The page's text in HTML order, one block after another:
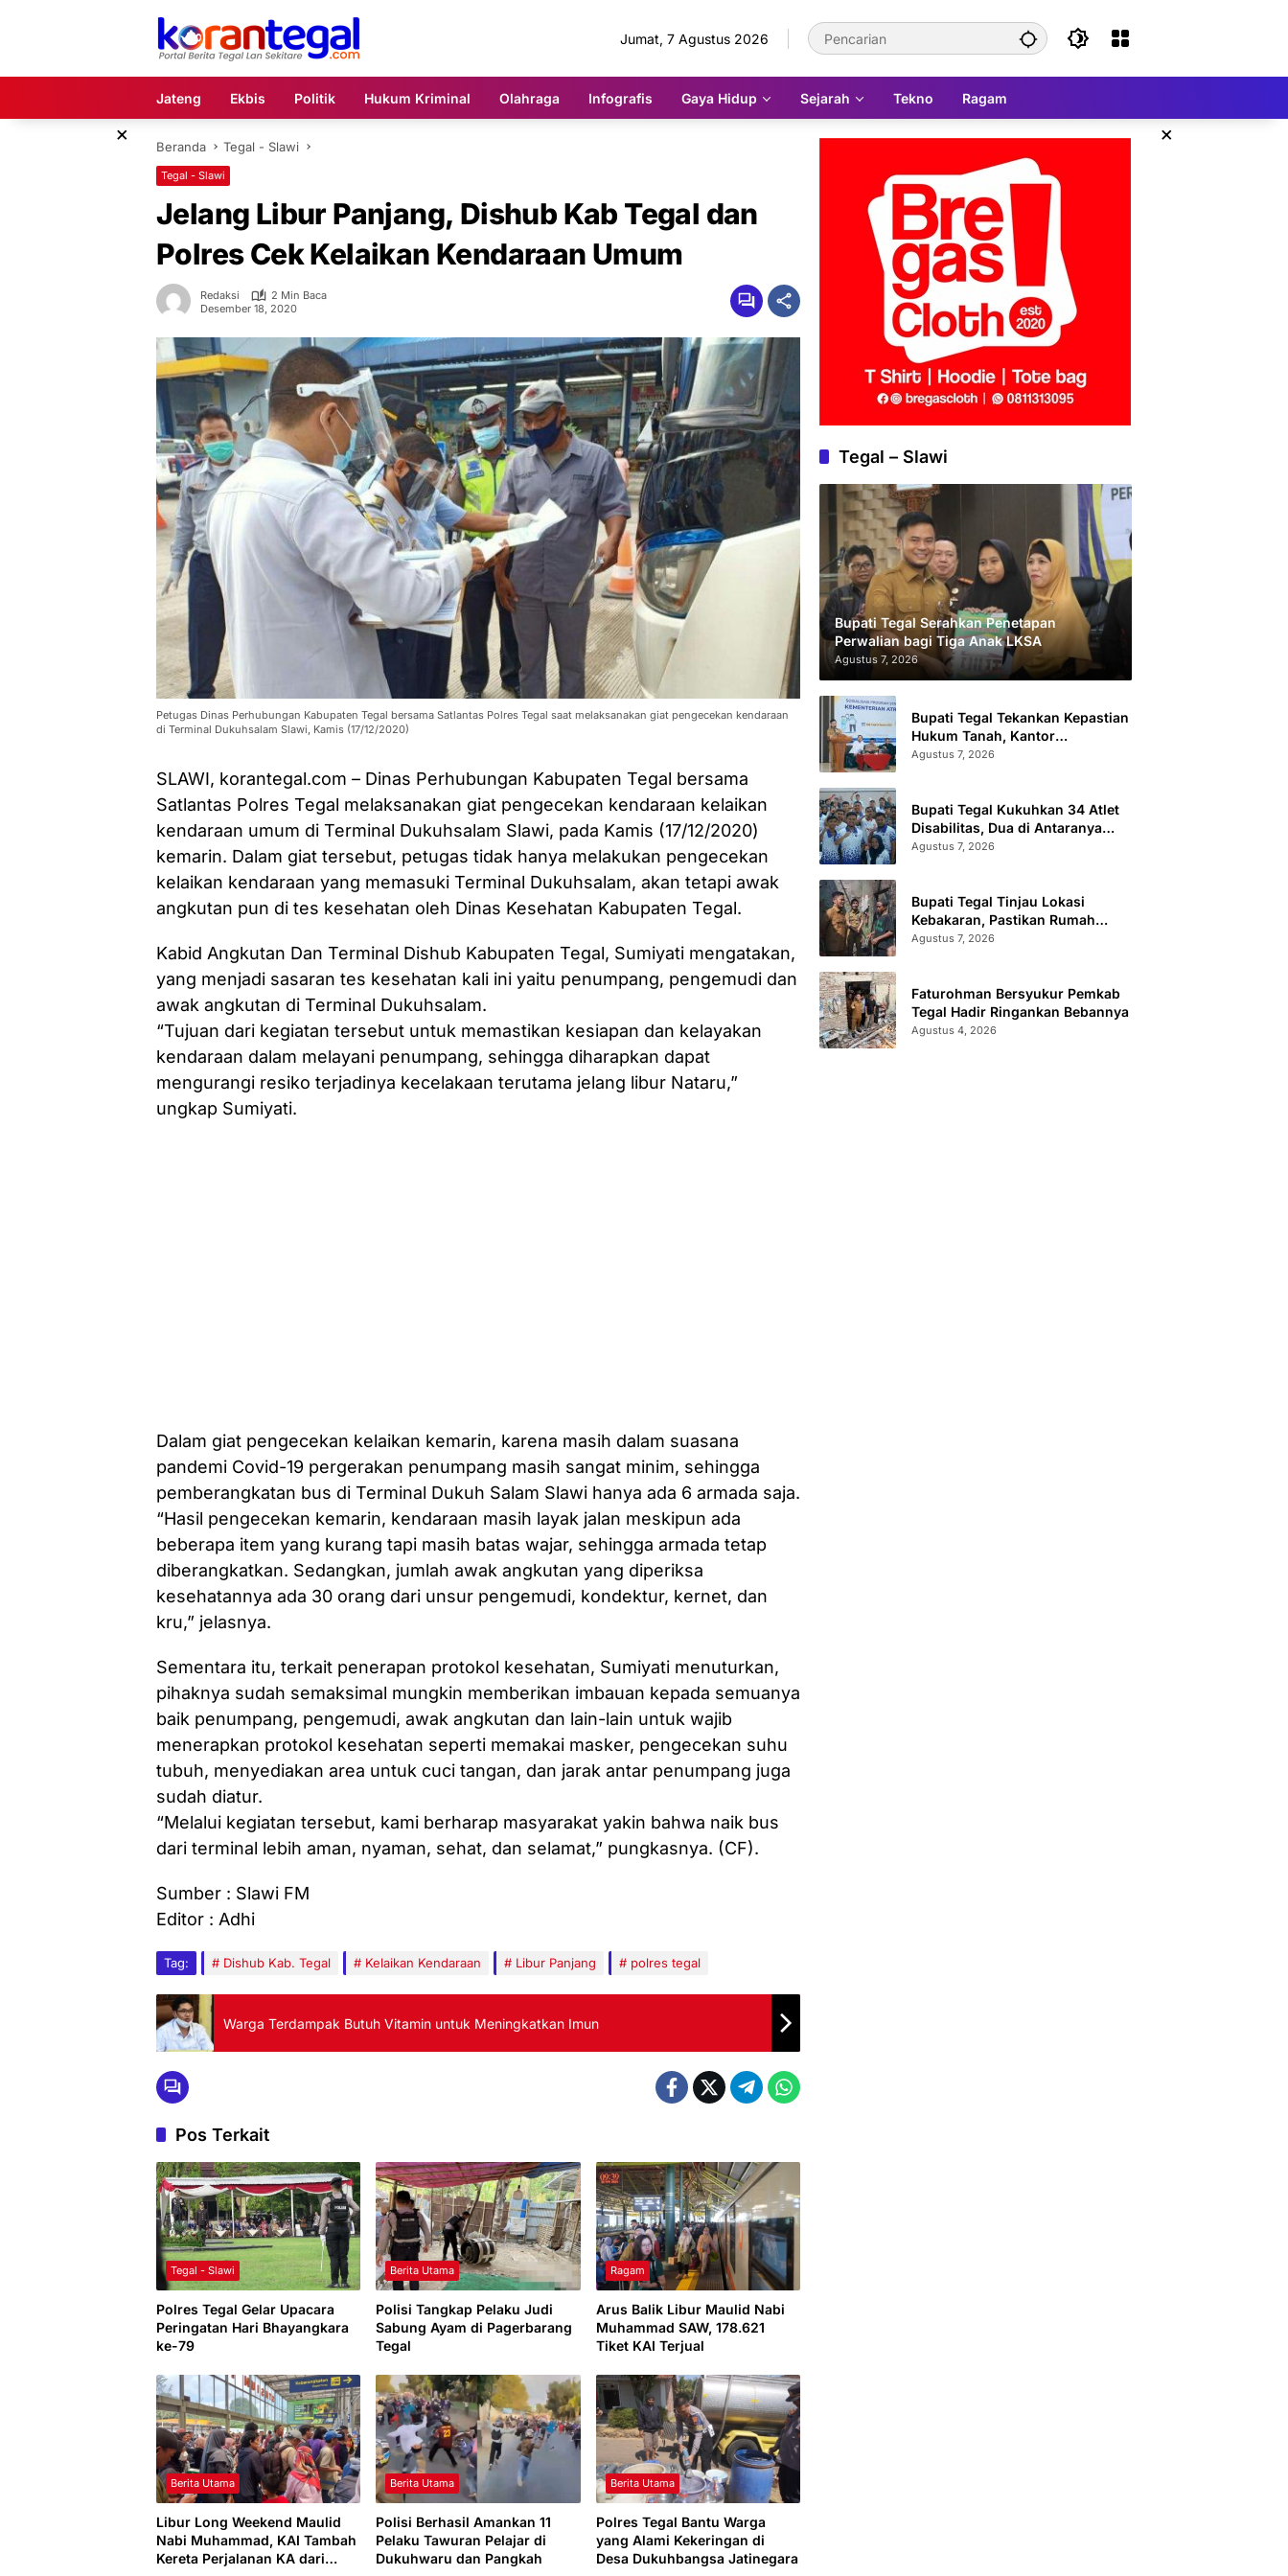
Jumat, 7 Agustus 2026
Jateng Ekbis Politik Hukum Kriminal Olahraga Infografis Gaya Hidup Sejarah Tekno Ragam
× ×
Beranda Tegal - Slawi
Tegal - Slawi
Jelang Libur Panjang, Dishub Kab Tegal dan
Polres Cek Kelaikan Kendaraan Umum
Redaksi
2 Min Baca
Desember 18, 2020
Petugas Dinas Perhubungan Kabupaten Tegal bersama Satlantas Polres Tegal saat melaksanakan giat pengecekan kendaraan
di Terminal Dukuhsalam Slawi, Kamis (17/12/2020)
SLAWI, korantegal.com – Dinas Perhubungan Kabupaten Tegal bersama
Satlantas Polres Tegal melaksanakan giat pengecekan kendaraan kelaikan
kendaraan umum di Terminal Dukuhsalam Slawi, pada Kamis (17/12/2020)
kemarin. Dalam giat tersebut, petugas tidak hanya melakukan pengecekan
kelaikan kendaraan yang memasuki Terminal Dukuhsalam, akan tetapi awak
angkutan pun di tes kesehatan oleh Dinas Kesehatan Kabupaten Tegal.
Kabid Angkutan Dan Terminal Dishub Kabupaten Tegal, Sumiyati mengatakan,
yang menjadi sasaran tes kesehatan kali ini yaitu penumpang, pengemudi dan
awak angkutan di Terminal Dukuhsalam.
“Tujuan dari kegiatan tersebut untuk memastikan kesiapan dan kelayakan
kendaraan dalam melayani penumpang, sehingga diharapkan dapat
mengurangi resiko terjadinya kecelakaan terutama jelang libur Nataru,”
ungkap Sumiyati.
Dalam giat pengecekan kelaikan kemarin, karena masih dalam suasana
pandemi Covid-19 pergerakan penumpang masih sangat minim, sehingga
pemberangkatan bus di Terminal Dukuh Salam Slawi hanya ada 6 armada saja.
“Hasil pengecekan kemarin, kendaraan masih layak jalan meskipun ada
beberapa item yang kurang tapi masih batas wajar, sehingga armada tetap
diberangkatkan. Sedangkan, jumlah awak angkutan yang diperiksa
kesehatannya ada 30 orang dari unsur pengemudi, kondektur, kernet, dan
kru,” jelasnya.
Sementara itu, terkait penerapan protokol kesehatan, Sumiyati menuturkan,
pihaknya sudah semaksimal mungkin memberikan imbauan kepada semuanya
baik penumpang, pengemudi, awak angkutan dan lain-lain untuk wajib
menerapkan protokol kesehatan seperti memakai masker, pengecekan suhu
tubuh, menyediakan area untuk cuci tangan, dan jarak antar penumpang juga
sudah diatur.
“Melalui kegiatan tersebut, kami berharap masyarakat yakin bahwa naik bus
dari terminal lebih aman, nyaman, sehat, dan selamat,” pungkasnya. (CF).
Sumber : Slawi FM
Editor : Adhi
Tag: Dishub Kab. Tegal Kelaikan Kendaraan Libur Panjang polres tegal
Warga Terdampak Butuh Vitamin untuk Meningkatkan Imun
Pos Terkait
Tegal - Slawi
Polres Tegal Gelar Upacara
Peringatan Hari Bhayangkara
ke-79
Berita Utama
Polisi Tangkap Pelaku Judi
Sabung Ayam di Pagerbarang
Tegal
Ragam
Arus Balik Libur Maulid Nabi
Muhammad SAW, 178.621
Tiket KAI Terjual
Berita Utama
Libur Long Weekend Maulid
Nabi Muhammad, KAI Tambah
Kereta Perjalanan KA dari
Berita Utama
Polisi Berhasil Amankan 11
Pelaku Tawuran Pelajar di
Dukuhwaru dan Pangkah
Berita Utama
Polres Tegal Bantu Warga
yang Alami Kekeringan di
Desa Dukuhbangsa Jatinegara
Tegal – Slawi
Bupati Tegal Serahkan Penetapan
Perwalian bagi Tiga Anak LKSA
Agustus 7, 2026
Bupati Tegal Tekankan Kepastian
Hukum Tanah, Kantor
Pertanahan Catat 296.869
Agustus 7, 2026
Bupati Tegal Kukuhkan 34 Atlet
Disabilitas, Dua di Antaranya
Berlaga di Level Dunia
Agustus 7, 2026
Bupati Tegal Tinjau Lokasi
Kebakaran, Pastikan Rumah
Korban Diperbaiki
Agustus 7, 2026
Faturohman Bersyukur Pemkab
Tegal Hadir Ringankan Bebannya
Agustus 4, 2026